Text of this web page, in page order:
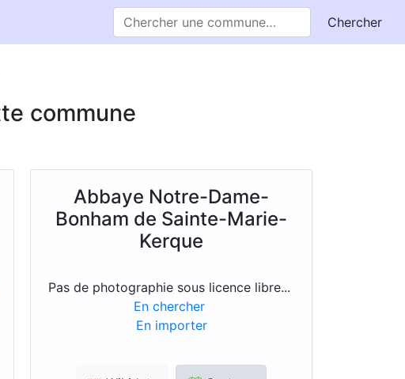
Chercher
commune
Abbaye Notre-Dame-
Bonham de Sainte-Marie-
Kerque
Pas de photographie sous licence libre...
En chercher
En importer